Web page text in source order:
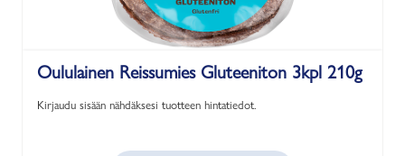
Oululainen Reissumies Gluteeniton 3kpl 210g
Kirjaudu sisään nähdäksesi tuotteen hintatiedot.